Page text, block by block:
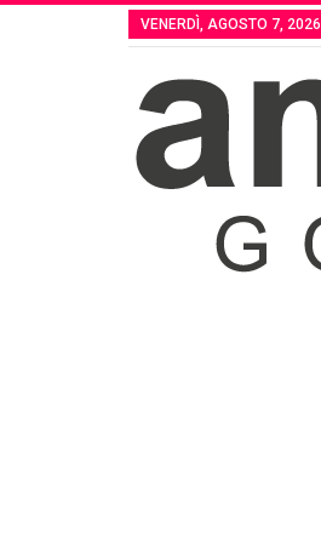
VENERDÌ, AGOSTO 7, 2026